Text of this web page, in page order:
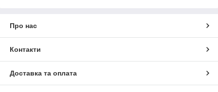
Про нас
Контакти
Доставка та оплата